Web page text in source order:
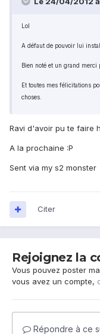
Lol
A défaut de pouvoir lui
Bien noté et un grand merci
Et toutes mes félicitations
choses.
Ravi d'avoir pu te faire
A la prochaine :P
Sent via my s2 monster
Citer
Rejoignez la
Vous pouvez poster
vous avez un compte,
Répondre à ce